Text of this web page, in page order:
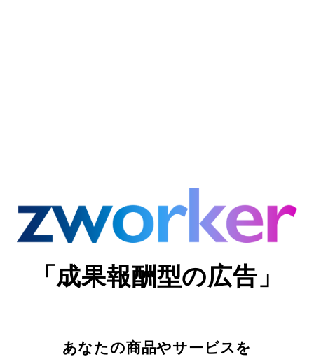
「成果報酬型の広告」
あなたの商品やサービスを